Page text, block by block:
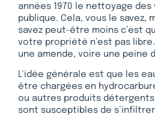
années 1970 le nettoyage
publique. Cela, vous le savez,
savez peut-être moins c’est
votre propriété n’est pas
une amende, voire une peine
L’idée générale est que les
être chargées en
ou autres produits
sont susceptibles de